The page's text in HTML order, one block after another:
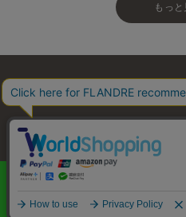
もっと
お問い合わせ 利用規約
特定商取引・古物営業法に